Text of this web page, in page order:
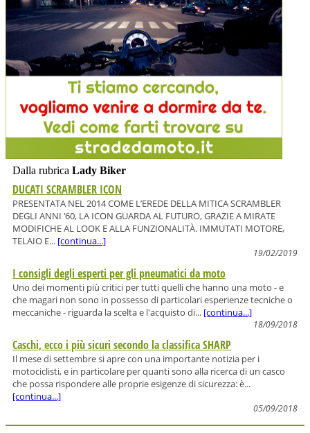
Dalla rubrica Lady Biker
DUCATI SCRAMBLER ICON
PRESENTATA NEL 2014 COME L’EREDE DELLA MITICA SCRAMBLER
DEGLI ANNI ‘60, LA ICON GUARDA AL FUTURO, GRAZIE A MIRATE
MODIFICHE AL LOOK E ALLA FUNZIONALITÀ. IMMUTATI MOTORE,
TELAIO E... [continua...]
19/02/2019
I consigli degli esperti per gli pneumatici da moto
Uno dei momenti più critici per tutti quelli che hanno una moto - e
che magari non sono in possesso di particolari esperienze tecniche o
meccaniche - riguarda la scelta e l'acquisto di... [continua...]
18/09/2018
Caschi, ecco i più sicuri secondo la classifica SHARP
Il mese di settembre si apre con una importante notizia per i
motociclisti, e in particolare per quanti sono alla ricerca di un casco
che possa rispondere alle proprie esigenze di sicurezza: è...
[continua...]
05/09/2018